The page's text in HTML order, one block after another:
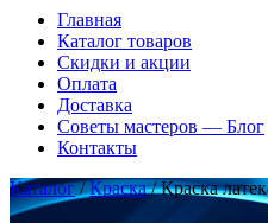
Главная
Каталог товаров
Скидки и акции
Оплата
Доставка
Советы мастеров — Блог
Контакты
Каталог/Краска/ Краска